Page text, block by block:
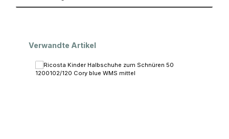
Produktgalerie überspringen
Verwandte Artikel